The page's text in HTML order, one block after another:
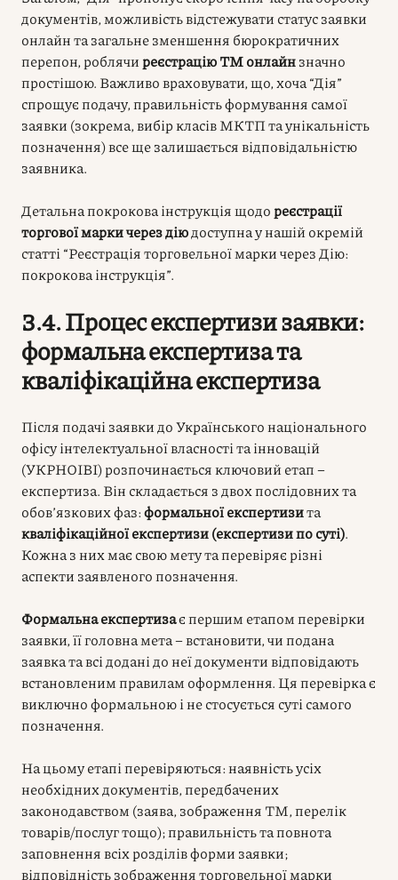
документів, можливість відстежувати статус заявки
онлайн та загальне зменшення бюрократичних
перепон, роблячи реєстрацію ТМ онлайнзначно
простішою. Важливо враховувати, що, хоча “Дія”
спрощує подачу, правильність формування самої
заявки (зокрема, вибір класів МКТП та унікальність
позначення) все ще залишається відповідальністю
заявника.
Детальна покрокова інструкція щодо реєстрації
торгової марки через діюдоступна у нашій окремій
статті “Реєстрація торговельної марки через Дію:
покрокова інструкція”.
3.4. Процес експертизи заявки:
формальна експертиза та
кваліфікаційна експертиза
Після подачі заявки до Українського національного
офісу інтелектуальної власності та інновацій
(УКРНОІВІ) розпочинається ключовий етап –
експертиза. Він складається з двох послідовних та
обов’язкових фаз:формальної експертизита
кваліфікаційної експертизи (експертизи по суті).
Кожна з них має свою мету та перевіряє різні
аспекти заявленого позначення.
Формальна експертизає першим етапом перевірки
заявки, її головна мета – встановити, чи подана
заявка та всі додані до неї документи відповідають
встановленим правилам оформлення. Ця перевірка є
виключно формальною і не стосується суті самого
позначення.
На цьому етапі перевіряються: наявність усіх
необхідних документів, передбачених
законодавством (заява, зображення ТМ, перелік
товарів/послуг тощо); правильність та повнота
заповнення всіх розділів форми заявки;
відповідність зображення торговельної марки